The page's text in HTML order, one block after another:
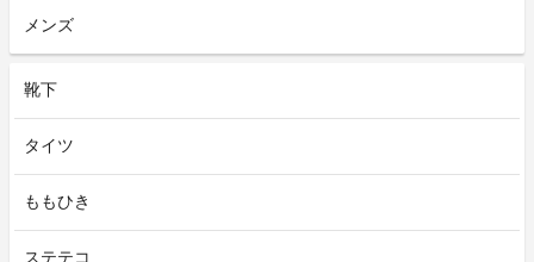
メンズ
靴下
タイツ
ももひき
ステテコ